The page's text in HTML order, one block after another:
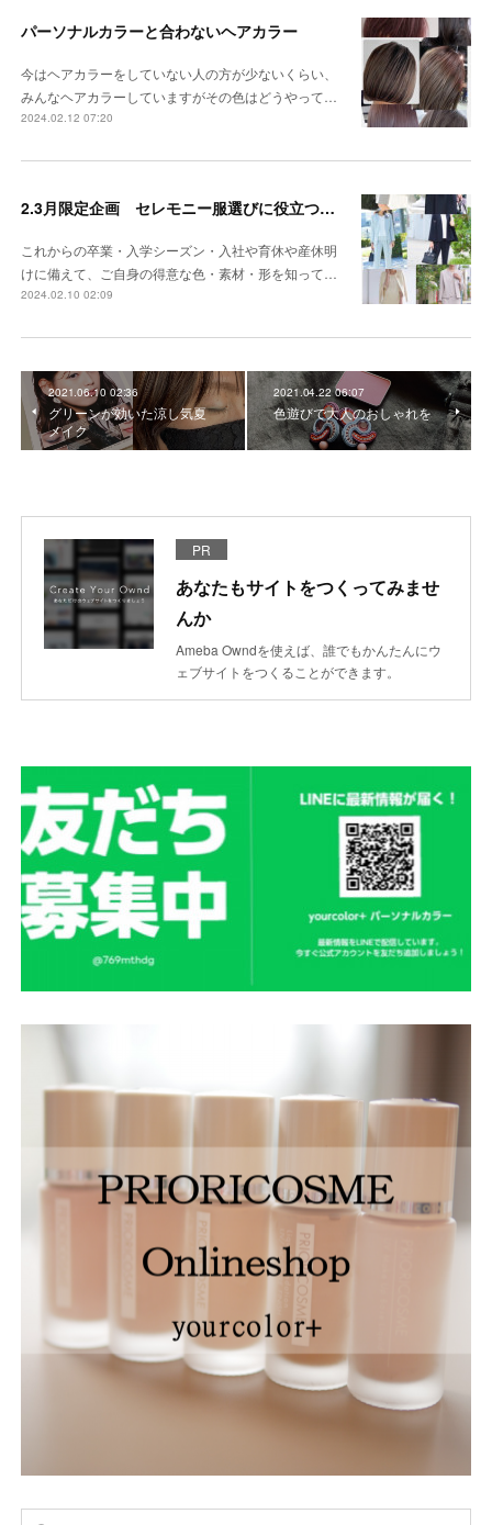
パーソナルカラーと合わないヘアカラー
今はヘアカラーをしていない人の方が少ないくらい、
みんなヘアカラーしていますがその色はどうやって…
2024.02.12 07:20
2.3月限定企画 セレモニー服選びに役立つパーソナルカラー
これからの卒業・入学シーズン・入社や育休や産休明
けに備えて、ご自身の得意な色・素材・形を知って…
2024.02.10 02:09
2021.06.10 02:36
グリーンが効いた涼し気夏
メイク
2021.04.22 06:07
色遊びで大人のおしゃれを
PR
あなたもサイトをつくってみませ
んか
Ameba Owndを使えば、誰でもかんたんにウ
ェブサイトをつくることができます。